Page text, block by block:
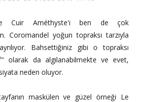
Cuir Améthyste'i ben de çok
Coromandel yoğun topraksı tarzıyla
Bahsettiğiniz gibi o topraksı
olarak da algılanabilmekte ve evet,
neden oluyor.
maskülen ve güzel örneği Le